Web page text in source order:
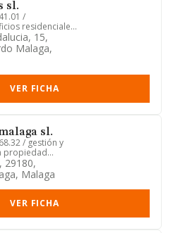
sl.
/
residenciales.
/ se...15,
Malaga,
VER FICHA
sl.
/ gestión y
propiedad
29180,
Malaga
VER FICHA